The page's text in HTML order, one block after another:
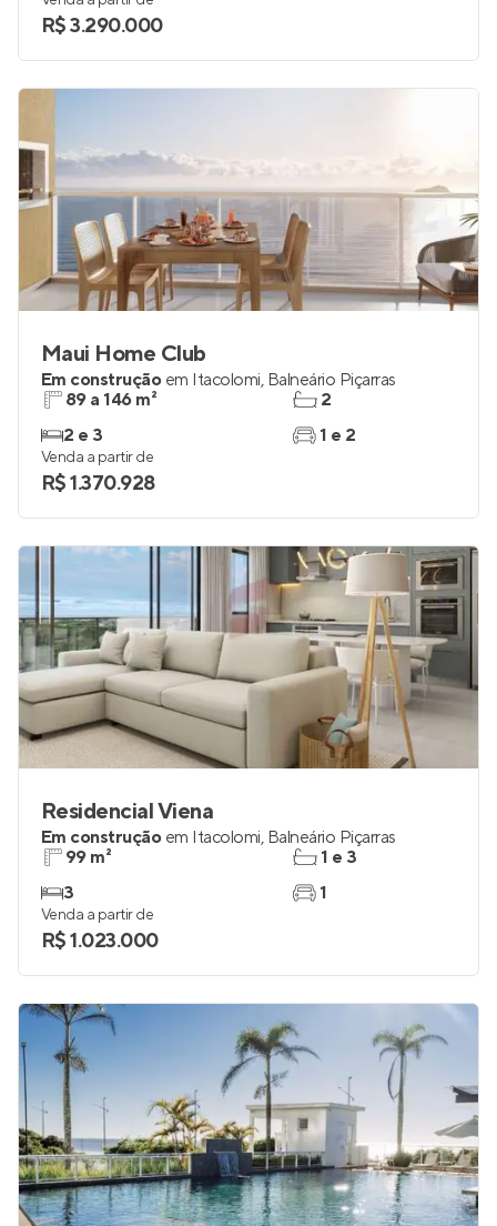
R$ 3.290.000
Maui Home Club
Em construção em Itacolomi, Balneário Piçarras
89 a 146 m²
2 e 3
2
1 e 2
Venda a partir de
R$ 1.370.928
Residencial Viena
Em construção em Itacolomi, Balneário Piçarras
99 m²
3
1 e 3
1
Venda a partir de
R$ 1.023.000